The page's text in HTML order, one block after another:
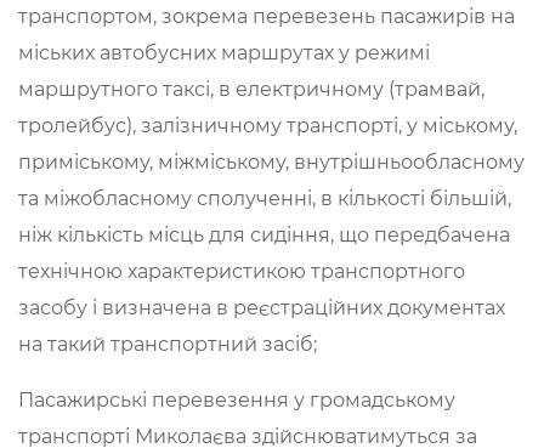
транспортом, зокрема перевезень пасажирів на
міських автобусних маршрутах у режимі
маршрутного таксі, в електричному (трамвай,
тролейбус), залізничному транспорті, у міському,
приміському, міжміському, внутрішньообласному
та міжобласному сполученні, в кількості більшій,
ніж кількість місць для сидіння, що передбачена
технічною характеристикою транспортного
засобу і визначена в реєстраційних документах
на такий транспортний засіб;
Пасажирські перевезення у громадському
транспорті Миколаєва здійснюватимуться за